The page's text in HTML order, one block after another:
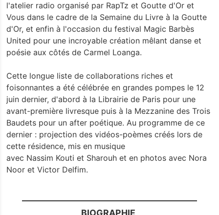
Les Trois
l'atelier radio organisé par RapTz et Goutte d'Or et
Vous dans le cadre de la Semaine du Livre à la Goutte
d'Or, et enfin à l'occasion du festival Magic Barbès
United pour une incroyable création mêlant danse et
poésie aux côtés de Carmel Loanga.
Cette longue liste de collaborations riches et
foisonnantes a été célébrée en grandes pompes le 12
juin dernier, d'abord à la Librairie de Paris pour une
avant-première livresque puis à la Mezzanine des Trois
Baudets pour un after poétique. Au programme de ce
dernier : projection des vidéos-poèmes créés lors de
cette résidence, mis en musique
avec Nassim Kouti et Sharouh et en photos avec Nora
Noor et Victor Delfim.